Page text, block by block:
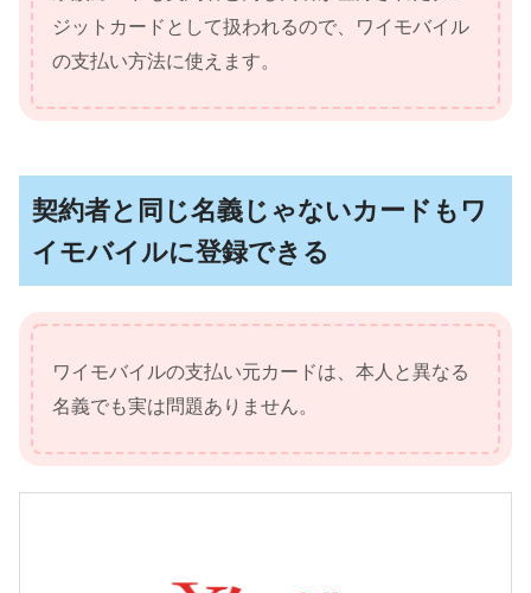
ジットカードとして扱われるので、ワイモバイル
の支払い方法に使えます。
契約者と同じ名義じゃないカードもワ
イモバイルに登録できる
ワイモバイルの支払い元カードは、本人と異なる
名義でも実は問題ありません。